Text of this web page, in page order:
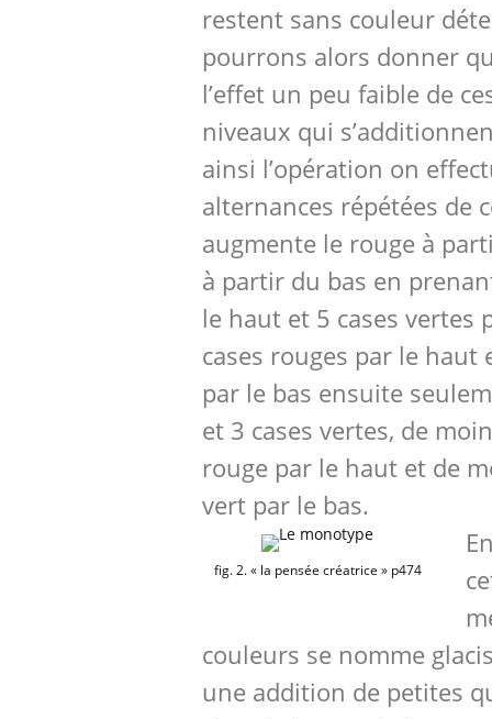
restent sans couleur
pourrons alors donner
l’effet un peu faible de
niveaux qui
ainsi l’opération on
alternances répétées de
augmente le rouge à
à partir du bas en
le haut et 5 cases vertes
cases rouges par le haut
par le bas ensuite
et 3 cases vertes, de
rouge par le haut et de
vert par le bas.
fig. 2. « la pensée créatrice » p474
couleurs se nomme
une addition de petites